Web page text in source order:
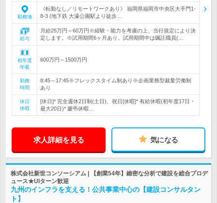
勤務地
《転勤なし／リモートワークあり》 福岡県福岡市中央区大手門1-
8-3 (地下鉄 大濠公園駅より徒歩…
給与
月給25万円～60万円※経験・能力を考慮の上、当行規定により決
定します。※試用期間6ヶ月あり。試用期間中は嘱託職員(…
初年度
年収
600万円～1500万円
勤務
時間
8:45～17:45※フレックスタイム制あり※企画業務型裁量労働制
あり
休日
休暇
[休日]* 完全週休2日制(土日)、祝日[休暇]* 有給休暇(初年度17日・
最大20日)* 慶弔休暇…
求人詳細を見る 気になる
株式会社新世コンソーシアム | 【創業54年】緻密な分析で建設を総合プロデ
ュース★UIターン歓迎
九州のインフラを支える！公共事業中心の【建設コンサルタン
ト】